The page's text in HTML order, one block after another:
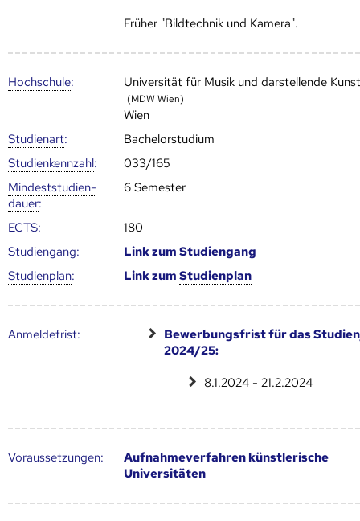
Früher "Bildtechnik und Kamera".
Hoch­schule: Universität für Musik und darstellende
(MDW Wien)
Wien
Studienart:
Bachelorstudium
Studien­kenn­zahl:
033/165
Mindest­studien­
dauer:
6 Semester
ECTS:
180
Studien­gang: Link zumStudien­gang
Studien­plan: Link zumStudien­plan
Anmelde­frist: Bewerbungsfrist für das
2024/25:
8.1.2024 - 21.2.2024
Voraus­setzungen:
Aufnahmeverfahren künstlerische
Universitäten